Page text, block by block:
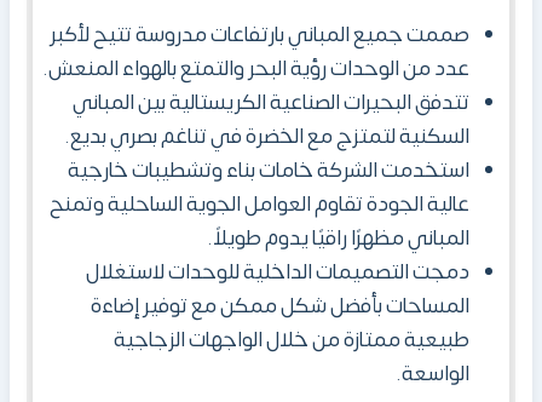
صممت جميع المباني بارتفاعات مدروسة تتيح لأكبر
عدد من الوحدات رؤية البحر والتمتع بالهواء المنعش.
تتدفق البحيرات الصناعية الكريستالية بين المباني
السكنية لتمتزج مع الخضرة في تناغم بصري بديع.
استخدمت الشركة خامات بناء وتشطيبات خارجية
عالية الجودة تقاوم العوامل الجوية الساحلية وتمنح
المباني مظهرًا راقيًا يدوم طويلاً.
دمجت التصميمات الداخلية للوحدات لاستغلال
المساحات بأفضل شكل ممكن مع توفير إضاءة
طبيعية ممتازة من خلال الواجهات الزجاجية
الواسعة.